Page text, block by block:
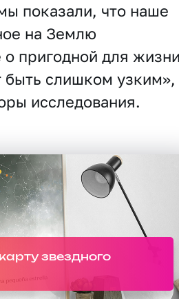
показали, что наше
на Землю
о пригодной для
быть слишком узким»,
исследования.
звездного